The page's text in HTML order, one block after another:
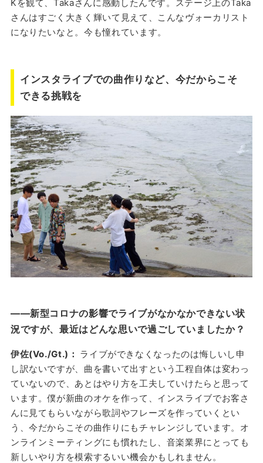
Kを観て、Takaさんに感動したんです。ステージ上のTaka
さんはすごく大きく輝いて見えて、こんなヴォーカリスト
になりたいなと。今も憧れています。
インスタライブでの曲作りなど、今だからこそ
できる挑戦を
——新型コロナの影響でライブがなかなかできない状
況ですが、最近はどんな思いで過ごしていましたか？
伊佐(Vo./Gt.)： ライブができなくなったのは悔しいし申
し訳ないですが、曲を書いて出すという工程自体は変わっ
ていないので、あとはやり方を工夫していけたらと思って
います。僕が新曲のオケを作って、インスライブでお客さ
んに見てもらいながら歌詞やフレーズを作っていくとい
う、今だからこその曲作りにもチャレンジしています。オ
ンラインミーティングにも慣れたし、音楽業界にとっても
新しいやり方を模索するいい機会かもしれません。